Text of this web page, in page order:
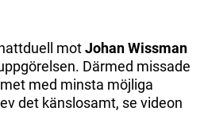
motJohan Wissman
Därmed missade
med minsta möjliga
det känslosamt, se videon